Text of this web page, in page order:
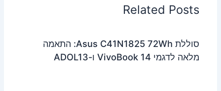
Related Posts
סוללת Asus C41N1825 72Wh: התאמה
מלאה לדגמי VivoBook 14 ו-ADOL13